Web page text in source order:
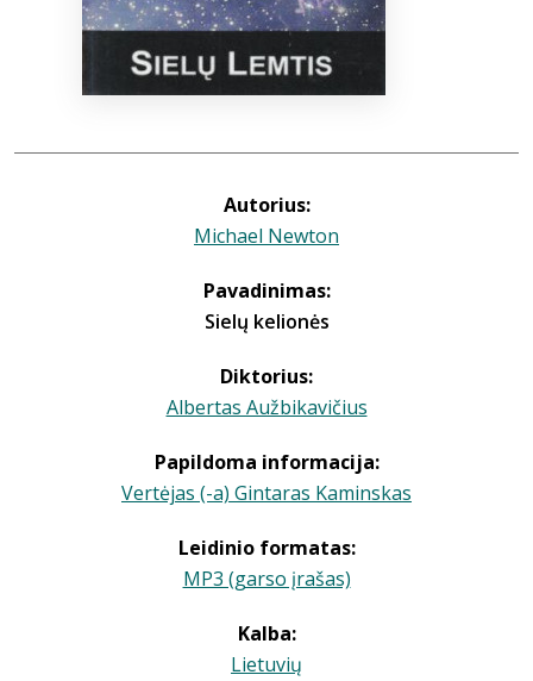
Autorius:
Michael Newton
Pavadinimas:
Sielų kelionės
Diktorius:
Albertas Aužbikavičius
Papildoma informacija:
Vertėjas (-a) Gintaras Kaminskas
Leidinio formatas:
MP3 (garso įrašas)
Kalba:
Lietuvių